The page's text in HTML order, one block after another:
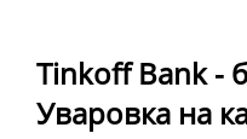
Tinkoff Bank -
Уваровка на